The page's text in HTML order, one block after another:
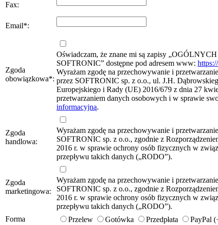
Fax:
Email*:
Zgoda
obowiązkowa*:
Oświadczam, że znane mi są zapisy
SOFTRONIC” dostępne pod adresem www:
Wyrażam zgodę na przechowywanie i
przez SOFTRONIC sp. z o.o., ul. J.H.
Europejskiego i Rady (UE) 2016/679 z dnia 27
przetwarzaniem danych osobowych i w sprawie
informacyjną.
Zgoda
handlowa:
Wyrażam zgodę na przechowywanie i
SOFTRONIC sp. z o.o., zgodnie z
2016 r. w sprawie ochrony osób fizycznych w
przepływu takich danych („RODO”).
Zgoda
marketingowa:
Wyrażam zgodę na przechowywanie i
SOFTRONIC sp. z o.o., zgodnie z
2016 r. w sprawie ochrony osób fizycznych w
przepływu takich danych („RODO”).
Forma
Przelew Gotówka Przedpłata PayPal